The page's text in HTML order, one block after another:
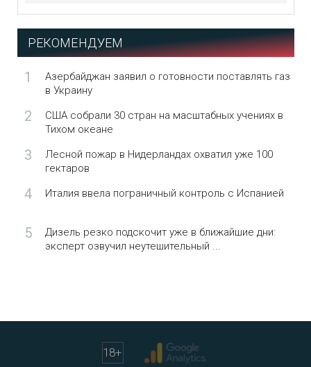
РЕКОМЕНДУЕМ
1
Азербайджан заявил о готовности поставлять газ
в Украину
2
США собрали 30 стран на масштабных учениях в
Тихом океане
3
Лесной пожар в Нидерландах охватил уже 100
гектаров
4 Италия ввела пограничный контроль с Испанией
5
Дизель резко подскочит уже в ближайшие дни:
эксперт озвучил неутешительный ...
18+